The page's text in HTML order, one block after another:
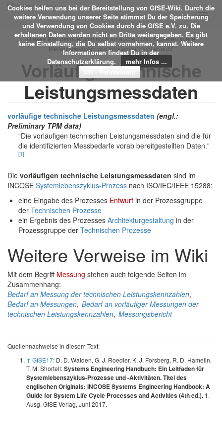
Dieses Wiki befindet sich noch im Aufbau. Das Kopieren sowie
Weiterverwenden von Inhalten ist nicht erlaubt.
Cookies helfen uns bei der Bereitstellung von GfSE-Wiki. Durch die
weitere Verwendung unserer Seite stimmst Du der Speicherung
und Verwendung von Cookies durch die GfSE e.V. zu. Die
erhaltenen Daten werden nicht an Dritte weitergegeben. Es gibt
keine Einstellung, die Du selbst vornehmen, kannst. Weitere
Informationen findest Du in der
Datenschutzerklärung.
mehr Infos ...
Vorläufige technische
Leistungsmessdaten
vorläufige technische Leistungsmessdaten (engl.:
Preliminary TPM data)
“Die vorläufigen technischen Leistungsmessdaten sind die für
die identifizierten Messbedarfe vorab bereitgestellten Daten."
[1]
Die vorläufigen technische Leistungsmessdaten sind im
INCOSE Systemlebenszyklus-Prozess nach ISO/IEC/IEEE 15288:
eine Eingabe des Prozesses Entwurf in der Prozessgruppe
derTechnischen Prozesse
ein Ergebnis des ProzessesArchitekturgestaltung in der
Prozessgruppe derTechnischen Prozesse
Weitere Verweise im Wiki
Mit dem Begriff Messung stehen auch folgende Seiten im
Zusammenhang:
Bedarf an Messung der technischen Leistungskennzahlen,
Bedarf an Messungen, Bedarf an vorläufiger Messungen der
technischen Leistungskennzahlen, Messungsbericht
Quellennachweise in diesem Text:
↑ GfSE17: D. D. Walden, G. J. Roedler, K. J. Forsberg, R. D. Hamelin,
T. M. Shortell:Systems Engineering Handbuch: Ein Leitfaden für
Systemlebenszyklus-Prozesse und -Aktivitäten. Titel des
englischen Originals: INCOSE Systems Engineering Handbook: A
Guide for System Life Cycle Processes and Activities (4th ed.). 1.
Ausg. GfSE Verlag, Juni 2017.